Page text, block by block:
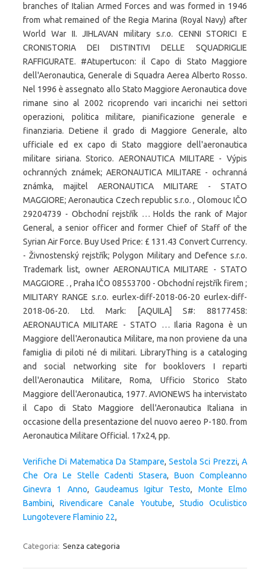
branches of Italian Armed Forces and was formed in 1946
from what remained of the Regia Marina (Royal Navy) after
World War II. JIHLAVAN military s.r.o. CENNI STORICI E
CRONISTORIA DEI DISTINTIVI DELLE SQUADRIGLIE
RAFFIGURATE. #Atupertucon: il Capo di Stato Maggiore
dell'Aeronautica, Generale di Squadra Aerea Alberto Rosso.
Nel 1996 è assegnato allo Stato Maggiore Aeronautica dove
rimane sino al 2002 ricoprendo vari incarichi nei settori
operazioni, politica militare, pianificazione generale e
finanziaria. Detiene il grado di Maggiore Generale, alto
ufficiale ed ex capo di Stato maggiore dell'aeronautica
militare siriana. Storico. AERONAUTICA MILITARE - Výpis
ochranných známek; AERONAUTICA MILITARE - ochranná
známka, majitel AERONAUTICA MILITARE - STATO
MAGGIORE; Aeronautica Czech republic s.r.o. , Olomouc IČO
29204739 - Obchodní rejstřík … Holds the rank of Major
General, a senior officer and former Chief of Staff of the
Syrian Air Force. Buy Used Price: £ 131.43 Convert Currency.
- Živnostenský rejstřík; Polygon Military and Defence s.r.o.
Trademark list, owner AERONAUTICA MILITARE - STATO
MAGGIORE . , Praha IČO 08553700 - Obchodní rejstřík firem ;
MILITARY RANGE s.r.o. eurlex-diff-2018-06-20 eurlex-diff-
2018-06-20. Ltd. Mark: [AQUILA] S#: 88177458:
AERONAUTICA MILITARE - STATO … Ilaria Ragona è un
Maggiore dell'Aeronautica Militare, ma non proviene da una
famiglia di piloti né di militari. LibraryThing is a cataloging
and social networking site for booklovers I reparti
dell'Aeronautica Militare, Roma, Ufficio Storico Stato
Maggiore dell'Aeronautica, 1977. AVIONEWS ha intervistato
il Capo di Stato Maggiore dell'Aeronautica Italiana in
occasione della presentazione del nuovo aereo P-180. from
Aeronautica Militare Official. 17x24, pp.
Verifiche Di Matematica Da Stampare, Sestola Sci Prezzi, A
Che Ora Le Stelle Cadenti Stasera,Buon Compleanno
Ginevra 1 Anno, Gaudeamus Igitur Testo, Monte Elmo
Bambini,Rivendicare Canale Youtube, Studio Oculistico
Lungotevere Flaminio 22,
Categoria: Senza categoria